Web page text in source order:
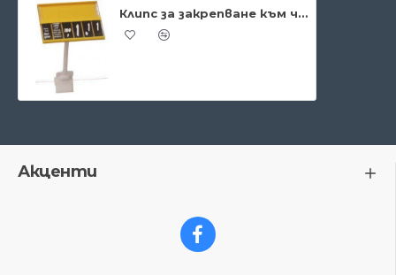
Клипс за закрепване към чаши, чинии, купи, кръгли кутии
Акценти